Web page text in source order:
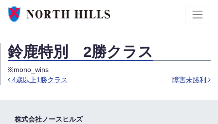
鈴鹿特別 2勝クラス
※mono_wins
4歳以上1勝クラス 障害未勝利
株式会社ノースヒルズ